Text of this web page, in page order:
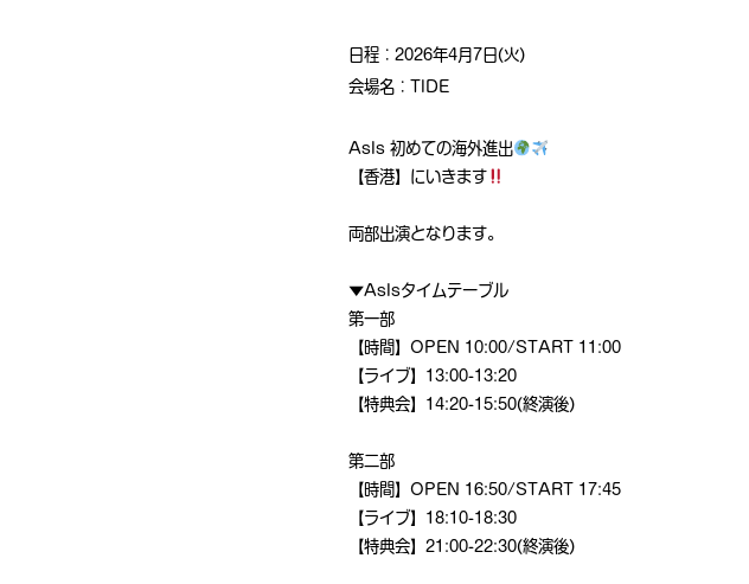
日程：2026年4月7日(火)
会場名：TIDE
AsIs 初めての海外進出
【香港】にいきます
両部出演となります。
▼AsIsタイムテーブル
第一部
【時間】OPEN 10:00/START 11:00
【ライブ】13:00-13:20
【特典会】14:20-15:50(終演後)
第二部
【時間】OPEN 16:50/START 17:45
【ライブ】18:10-18:30
【特典会】21:00-22:30(終演後)